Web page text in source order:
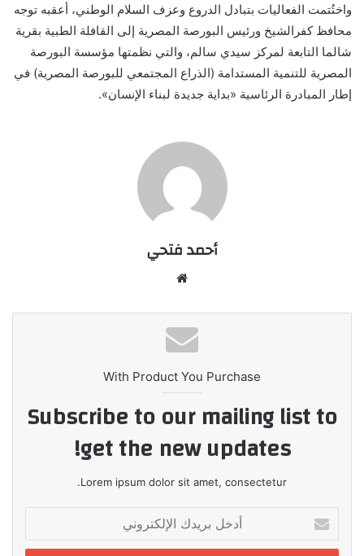
واختُتمت الفعاليات بتبادل الدروع وعزف السلام الوطني، أعقبه توجه
محافظ كفرالشيخ ورئيس البورصة المصرية إلى القافلة الطبية بقرية
شالما التابعة لمركز سيدي سالم، والتي نظمتها مؤسسة البورصة
المصرية للتنمية المستدامة (الذراع المجتمعي للبورصة المصرية) في
إطار المبادرة الرئاسية «بداية جديدة لبناء الإنسان».
أحمد فتحي
With Product You Purchase
Subscribe to our mailing list to
get the new updates!
Lorem ipsum dolor sit amet, consectetur.
بريدك
الإلكتروني